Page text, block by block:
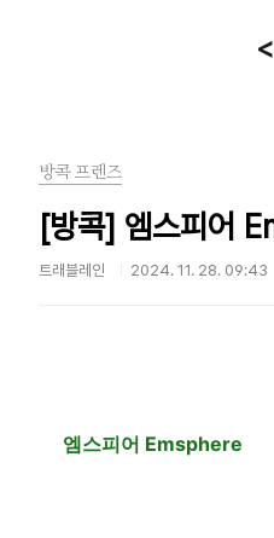
방콕 프렌즈
[방콕] 엠스피어
트래블레인 2024. 11. 28. 09:43
엠스피어 Emsphere